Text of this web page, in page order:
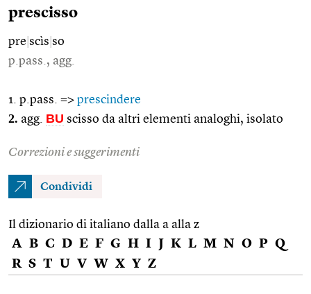
prescisso
pre scìs so
p.pass., agg.
1. p.pass. => prescindere
2. agg. BU scisso da altri elementi analoghi, isolato
Correzioni e suggerimenti
Condividi
Il dizionario di italiano dalla a alla z
A B C D E F G H I J K L M N O P Q
R S T U V W X Y Z